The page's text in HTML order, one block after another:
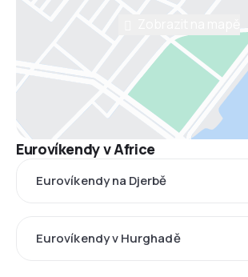
Eurovíkendy v Africe
Eurovíkendy na Djerbě
Eurovíkendy v Hurghadě